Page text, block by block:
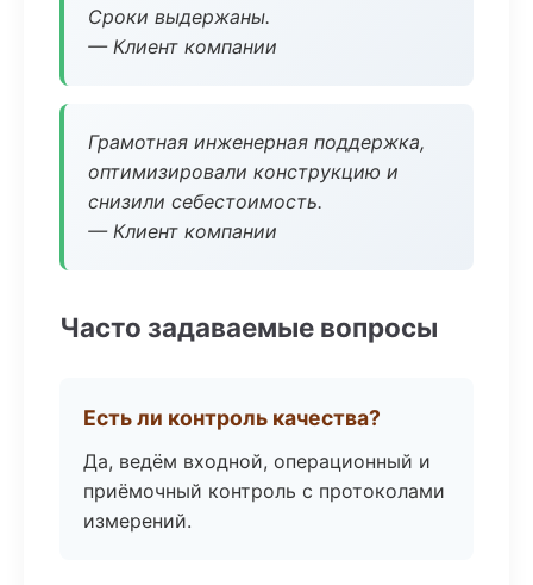
Сроки выдержаны.
— Клиент компании
Грамотная инженерная поддержка,
оптимизировали конструкцию и
снизили себестоимость.
— Клиент компании
Часто задаваемые вопросы
Есть ли контроль качества?
Да, ведём входной, операционный и
приёмочный контроль с протоколами
измерений.